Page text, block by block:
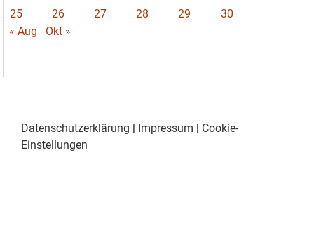
25
26 27 28 29
30
« Aug
Okt »
Datenschutzerklärung Impressum
Cookie-
Einstellungen